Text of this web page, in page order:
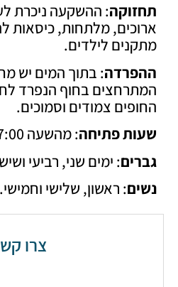
: ההשקעה ניכרת לעין. יש
מלתחות, כיסאות להשכרה,
לילדים.
: בתוך המים יש מחיצה
בחוף הנפרד לחופים
צמודים וסמוכים.
פתיחה: מהשעה 7:00 עד השעה 18:00.
: ימים שני, רביעי ושישי.
: ראשון, שלישי וחמישי.
צרו קשר